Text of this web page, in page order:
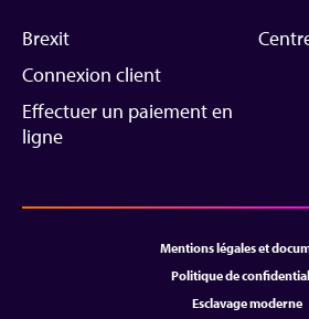
Brexit
Connexion client
Effectuer un paiement en
ligne
Mentions légales et
Politique de
Esclavage moderne